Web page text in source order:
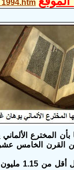
من خزانة مكتبة جامعة موسكو في عام 2009 علما بأن
من القرن الخامس
وعرض الكولونيل فيديش-شيف هذه الطبعة النادرة